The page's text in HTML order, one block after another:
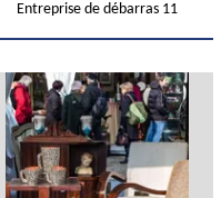
Entreprise de débarras 11